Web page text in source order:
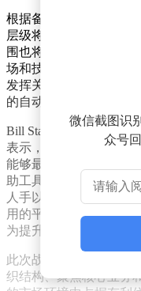
根据备忘录内容，
层级将被精简，研发团
围也将缩小。这些调整
场和技术领域。公司特
发挥关键作用，通过代
的自动化，从而显著提
Bill Staples在备忘录中
表示，公司需要重新评
能够最大化速度和客户
助工具增强团队能力；
人手以加速项目推进。
用的平衡态度——既不
为提升效率的催化剂。
此次战略调整标志着
织结构、聚焦核心业务
微信截图识
众号